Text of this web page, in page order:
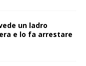
un ladro
e lo fa arrestare